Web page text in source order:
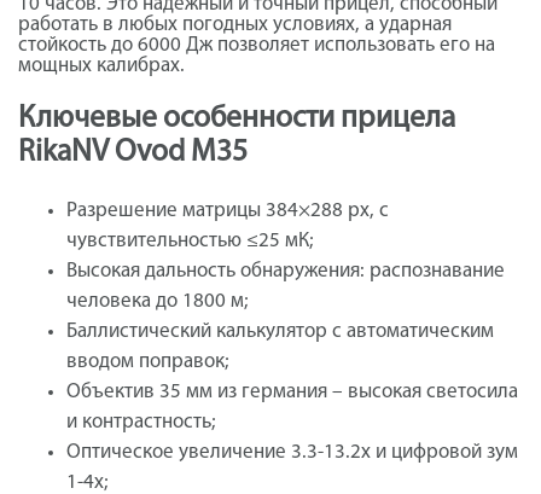
10 часов. Это надёжный и точный прицел, способный
работать в любых погодных условиях, а ударная
стойкость до 6000 Дж позволяет использовать его на
мощных калибрах.
Ключевые особенности прицела
RikaNV Ovod М35
Разрешение матрицы 384×288 px, с
чувствительностью ≤25 мК;
Высокая дальность обнаружения: распознавание
человека до 1800 м;
Баллистический калькулятор с автоматическим
вводом поправок;
Объектив 35 мм из германия – высокая светосила
и контрастность;
Оптическое увеличение 3.3-13.2x и цифровой зум
1-4х;